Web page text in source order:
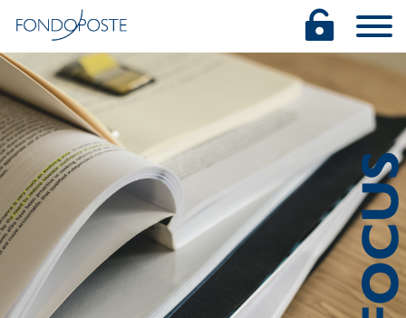
Salta
al
contenuto
principale